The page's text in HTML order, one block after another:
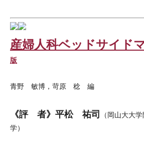
産婦人科ベッドサイド
版
青野 敏博，苛原 稔 編
《評 者》平松 祐司
（岡山大大
学）